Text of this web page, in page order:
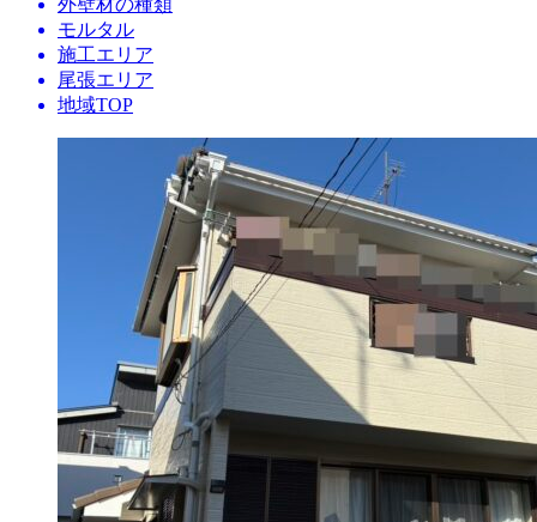
外壁材の種類
モルタル
施工エリア
尾張エリア
地域TOP